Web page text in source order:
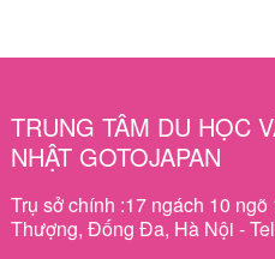
TRUNG TÂM DU HỌC
NHẬT GOTOJAPAN
Trụ sở chính :17 ngách 10
Thượng, Đống Đa, Hà Nội -